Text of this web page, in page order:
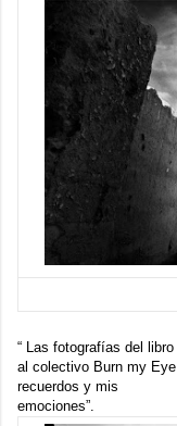
“ Las fotografías del
al colectivo Burn my Eye
recuerdos y mis
emociones”.